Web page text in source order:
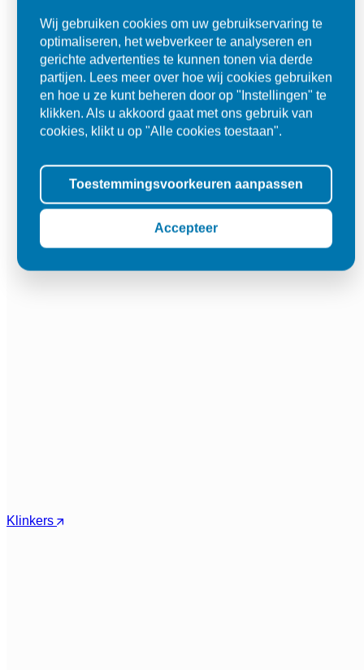
Klinkers
Wij gebruiken cookies om uw gebruikservaring te
optimaliseren, het webverkeer te analyseren en
gerichte advertenties te kunnen tonen via derde
partijen. Lees meer over hoe wij cookies gebruiken
en hoe u ze kunt beheren door op "Instellingen" te
klikken. Als u akkoord gaat met ons gebruik van
cookies, klikt u op "Alle cookies toestaan".
Toestemmingsvoorkeuren aanpassen
Accepteer